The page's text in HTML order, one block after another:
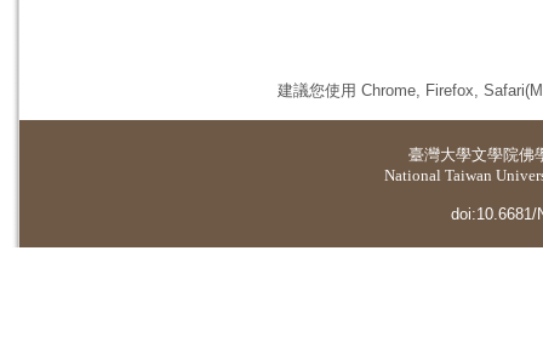
建議您使用 Chrome, Firefox,
臺灣大學文學院佛
National Taiwan
doi:10.6681/